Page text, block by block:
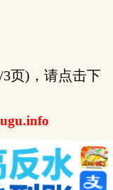
页)，请点击下